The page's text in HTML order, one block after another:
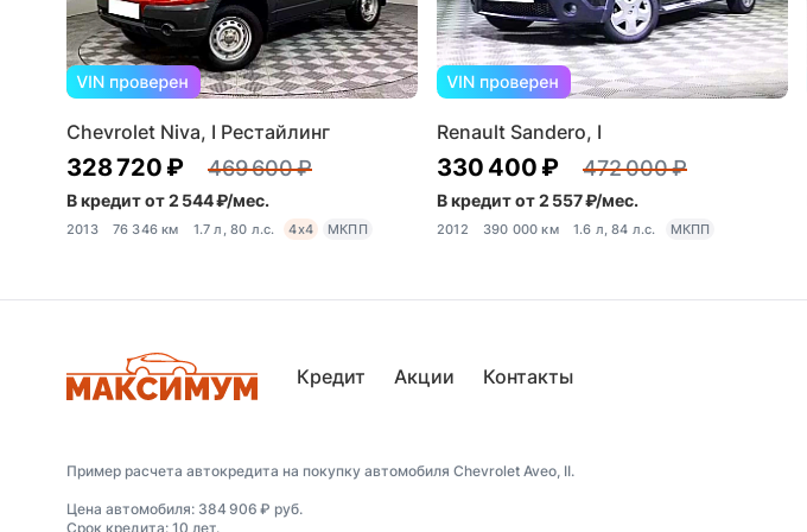
Chevrolet Niva, I Рестайлинг
328 720 ₽ 469 600 ₽
В кредит от 2 544 ₽/мес.
2013 76 346 км 1.7 л, 80 л.с. 4x4 МКПП
Renault Sandero, I
330 400 ₽ 472 000 ₽
В кредит от 2 557 ₽/мес.
2012 390 000 км 1.6 л, 84 л.с. МКПП
Кредит Акции Контакты
Пример расчета автокредита на покупку автомобиля Chevrolet Aveo, II.
Цена автомобиля: 384 906 ₽ руб.
Срок кредита: 10 лет.